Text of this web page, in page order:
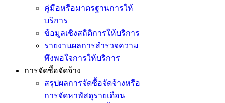
คู่มือหรือมาตรฐานการให้
บริการ
ข้อมูลเชิงสถิติการให้บริการ
รายงานผลการสำรวจความ
พึงพอใจการให้บริการ
การจัดซื้อจัดจ้าง
สรุปผลการจัดซื้อจัดจ้างหรือ
การจัดหาพัสดุรายเดือน